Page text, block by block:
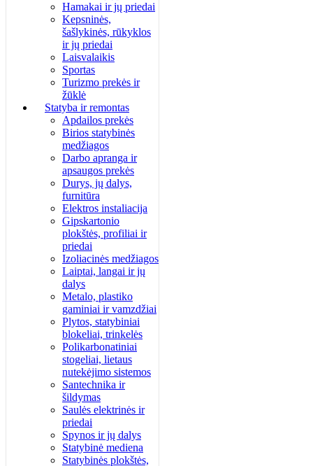
Hamakai ir jų priedai
Kepsninės,
šašlykinės, rūkyklos
ir jų priedai
Laisvalaikis
Sportas
Turizmo prekės ir
žūklė
Statyba ir remontas
Apdailos prekės
Birios statybinės
medžiagos
Darbo apranga ir
apsaugos prekės
Durys, jų dalys,
furnitūra
Elektros instaliacija
Gipskartonio
plokštės, profiliai ir
priedai
Izoliacinės medžiagos
Laiptai, langai ir jų
dalys
Metalo, plastiko
gaminiai ir vamzdžiai
Plytos, statybiniai
blokeliai, trinkelės
Polikarbonatiniai
stogeliai, lietaus
nutekėjimo sistemos
Santechnika ir
šildymas
Saulės elektrinės ir
priedai
Spynos ir jų dalys
Statybinė mediena
Statybinės plokštės,